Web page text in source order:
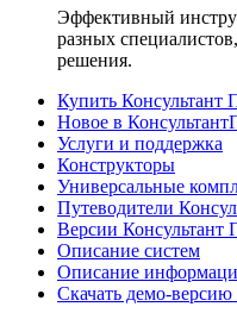
Эффективный
разных
решения.
Купить Консультант
Новое в
Услуги и поддержка
Конструкторы
Универсальные
Путеводители
Версии Консультант
Описание систем
Описание
Скачать демо-